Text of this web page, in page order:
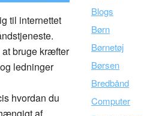
til internettet
bruge kræfter
ledninger
hvordan du
Blogs
Børn
Børnetøj
Børsen
Bredbånd
Computer